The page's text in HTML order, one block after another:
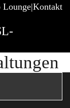
Lounge Kontakt